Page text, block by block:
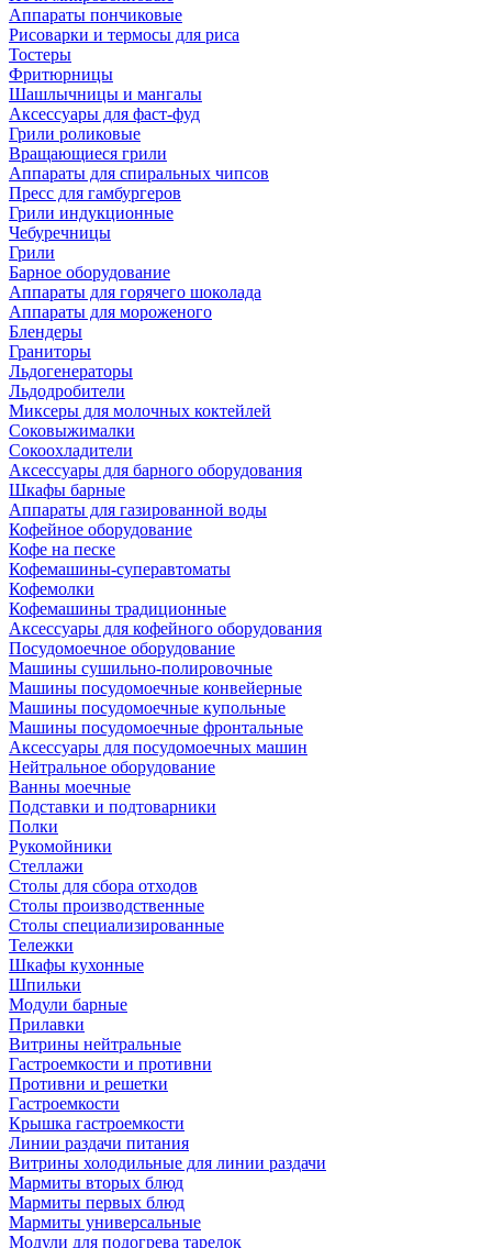
Аппараты пончиковые
Рисоварки и термосы для риса
Тостеры
Фритюрницы
Шашлычницы и мангалы
Аксессуары для фаст-фуд
Грили роликовые
Вращающиеся грили
Аппараты для спиральных чипсов
Пресс для гамбургеров
Грили индукционные
Чебуречницы
Грили
Барное оборудование
Аппараты для горячего шоколада
Аппараты для мороженого
Блендеры
Граниторы
Льдогенераторы
Льдодробители
Миксеры для молочных коктейлей
Соковыжималки
Сокоохладители
Аксессуары для барного оборудования
Шкафы барные
Аппараты для газированной воды
Кофейное оборудование
Кофе на песке
Кофемашины-суперавтоматы
Кофемолки
Кофемашины традиционные
Аксессуары для кофейного оборудования
Посудомоечное оборудование
Машины сушильно-полировочные
Машины посудомоечные конвейерные
Машины посудомоечные купольные
Машины посудомоечные фронтальные
Аксессуары для посудомоечных машин
Нейтральное оборудование
Ванны моечные
Подставки и подтоварники
Полки
Рукомойники
Стеллажи
Столы для сбора отходов
Столы производственные
Столы специализированные
Тележки
Шкафы кухонные
Шпильки
Модули барные
Прилавки
Витрины нейтральные
Гастроемкости и противни
Противни и решетки
Гастроемкости
Крышка гастроемкости
Линии раздачи питания
Витрины холодильные для линии раздачи
Мармиты вторых блюд
Мармиты первых блюд
Мармиты универсальные
Модули для подогрева тарелок